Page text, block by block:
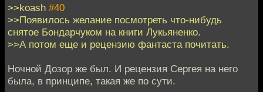
>>koash #40
>>Появилось желание посмотреть что-нибудь
снятое Бондарчуком на книги Лукьяненко.
>>А потом еще и рецензию фантаста почитать.
Ночной Дозор же был. И рецензия Сергея на него
была, в принципе, такая же по сути.